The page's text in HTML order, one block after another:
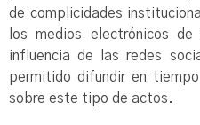
de complicidades
los medios electrónicos
influencia de las redes
permitido difundir en
sobre este tipo de actos.